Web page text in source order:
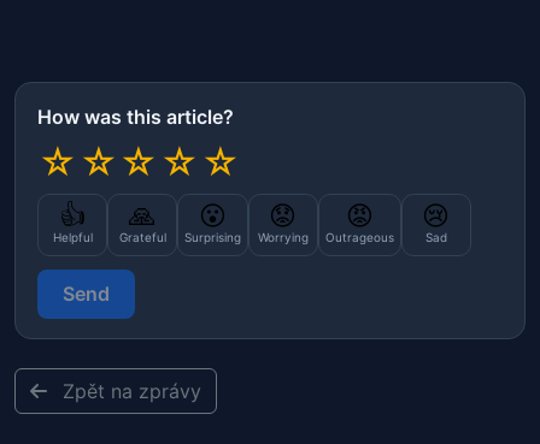
How was this article?
☆ ☆☆ ☆ ☆
👍
Helpful
🙏
Grateful
😮
Surprising
😟
Worrying
😡
Outrageous
😢
Sad
Send
Zpět na zprávy